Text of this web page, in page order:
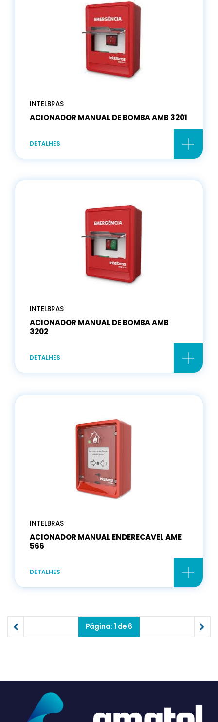
INTELBRAS
ACIONADOR MANUAL DE BOMBA AMB 3201
DETALHES
INTELBRAS
ACIONADOR MANUAL DE BOMBA AMB
3202
DETALHES
INTELBRAS
ACIONADOR MANUAL ENDERECAVEL AME
566
DETALHES
Página: 1 de 6